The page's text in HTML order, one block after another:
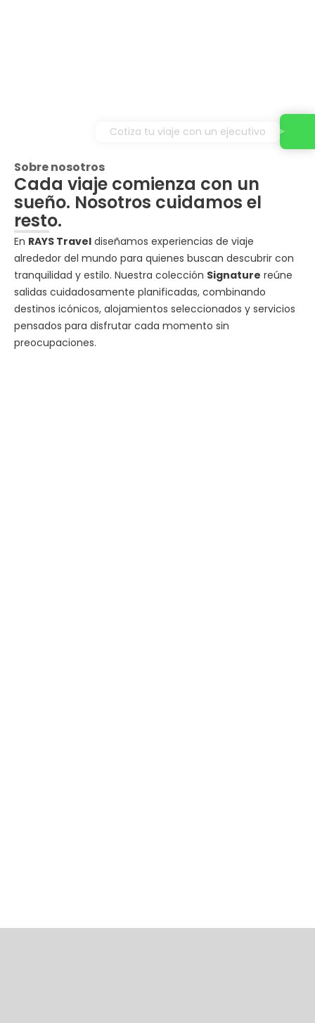
Sobre nosotros
Cada viaje comienza con un
sueño. Nosotros cuidamos el
resto.
En RAYS Travel diseñamos experiencias de viaje
alrededor del mundo para quienes buscan descubrir con
tranquilidad y estilo. Nuestra colección Signature reúne
salidas cuidadosamente planificadas, combinando
destinos icónicos, alojamientos seleccionados y servicios
pensados para disfrutar cada momento sin
preocupaciones.
Cotiza tu viaje con un ejecutivo